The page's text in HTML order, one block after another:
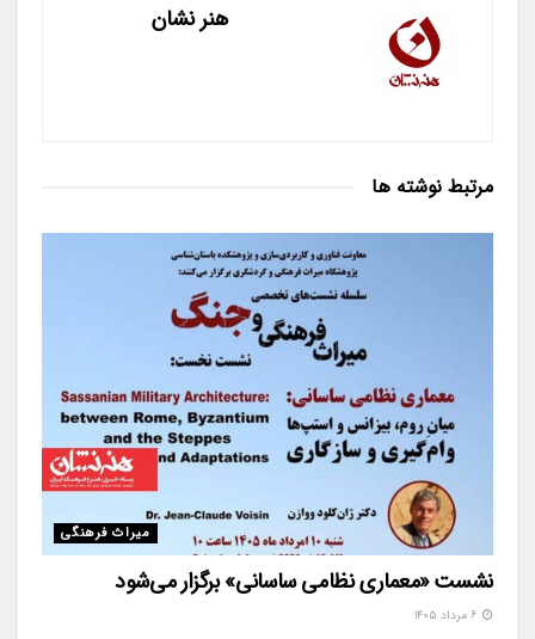
هنر نشان
مرتبط نوشته ها
میراث فرهنگی
نشست «معماری نظامی ساسانی» برگزار می‌شود